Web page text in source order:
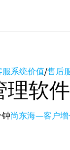
服系统价值/售后
软
钟尚东海—客户增